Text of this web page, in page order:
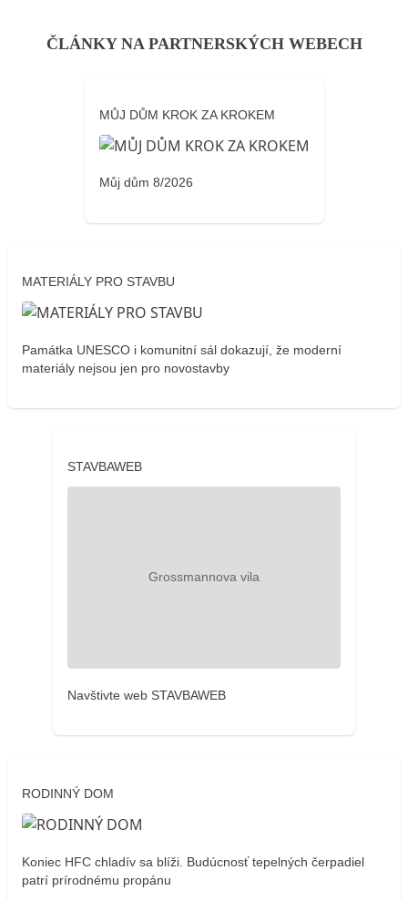
ČLÁNKY NA PARTNERSKÝCH WEBECH
MŮJ DŮM KROK ZA KROKEM
Můj dům 8/2026
MATERIÁLY PRO STAVBU
Památka UNESCO i komunitní sál dokazují, že moderní
materiály nejsou jen pro novostavby
STAVBAWEB
Navštivte web STAVBAWEB
RODINNÝ DOM
Koniec HFC chladív sa blíži. Budúcnosť tepelných čerpadiel
patrí prírodnému propánu